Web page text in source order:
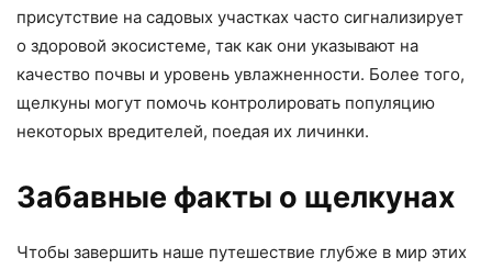
присутствие на садовых участках часто сигнализирует
о здоровой экосистеме, так как они указывают на
качество почвы и уровень увлажненности. Более того,
щелкуны могут помочь контролировать популяцию
некоторых вредителей, поедая их личинки.
Забавные факты о щелкунах
Чтобы завершить наше путешествие глубже в мир этих